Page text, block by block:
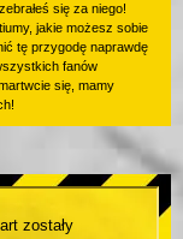
się za niego!
jakie możesz sobie
tę przygodę naprawdę
fanów
się, mamy
zostały